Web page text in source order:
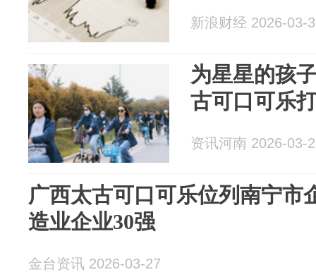
新浪财经 2026-03-
为星星的孩
古可口可乐
资讯河南 2026-03-
广西太古可口可乐位列南宁市
造业企业30强
金台资讯 2026-03-27